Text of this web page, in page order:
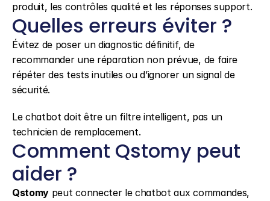
produit, les contrôles qualité et les réponses support.
Quelles erreurs éviter ?
Évitez de poser un diagnostic définitif, de
recommander une réparation non prévue, de faire
répéter des tests inutiles ou d’ignorer un signal de
sécurité.
Le chatbot doit être un filtre intelligent, pas un
technicien de remplacement.
Comment Qstomy peut
aider ?
Qstomy peut connecter le chatbot aux commandes,